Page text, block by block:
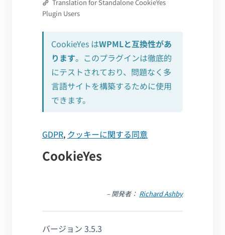
Translation for Standalone CookieYes
Plugin Users
CookieYes はWPMLと互換性があ
ります。このプラグインは徹底的
にテストされており、問題なく多
言語サイトを構築するために使用
できます。
GDPR, クッキーに関する同意
CookieYes
– 開発者： Richard Ashby
バージョン 3.5.3